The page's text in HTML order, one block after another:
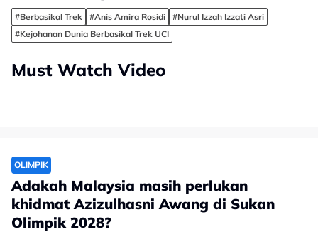
#Berbasikal Trek #Anis Amira Rosidi
#Nurul Izzah Izzati Asri
#Kejohanan Dunia Berbasikal Trek UCI
Must Watch Video
OLIMPIK
Adakah Malaysia masih perlukan
khidmat Azizulhasni Awang di Sukan
Olimpik 2028?